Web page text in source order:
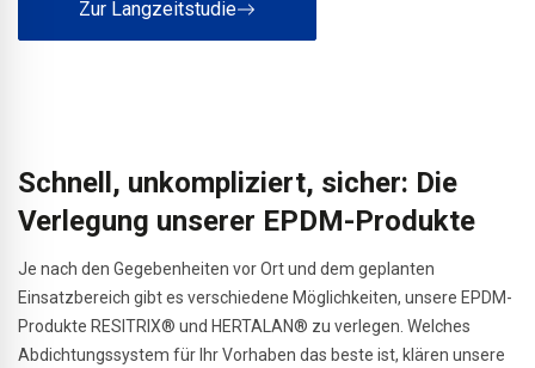
Zur Langzeitstudie
Schnell, unkompliziert, sicher: Die
Verlegung unserer EPDM-Produkte
Je nach den Gegebenheiten vor Ort und dem geplanten
Einsatzbereich gibt es verschiedene Möglichkeiten, unsere EPDM-
Produkte RESITRIX® und HERTALAN® zu verlegen. Welches
Abdichtungssystem für Ihr Vorhaben das beste ist, klären unsere